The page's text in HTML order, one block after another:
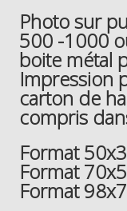
Photo sur
500 -1000
boite métal
Impression
carton de
compris
Format
Format
Format